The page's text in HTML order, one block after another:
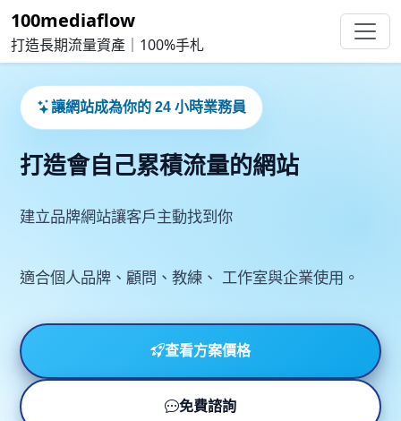
100mediaflow
打造長期流量資產｜100%手札
讓網站成為你的 24 小時業務員
打造會自己累積流量的網站
建立品牌網站讓客戶主動找到你
適合個人品牌、顧問、教練、 工作室與企業使用。
查看方案價格
免費諮詢